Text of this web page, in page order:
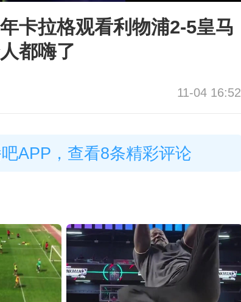
卡拉格观看利物浦2-5皇马
都嗨了
11-04 16:52
APP，查看8条精彩评论